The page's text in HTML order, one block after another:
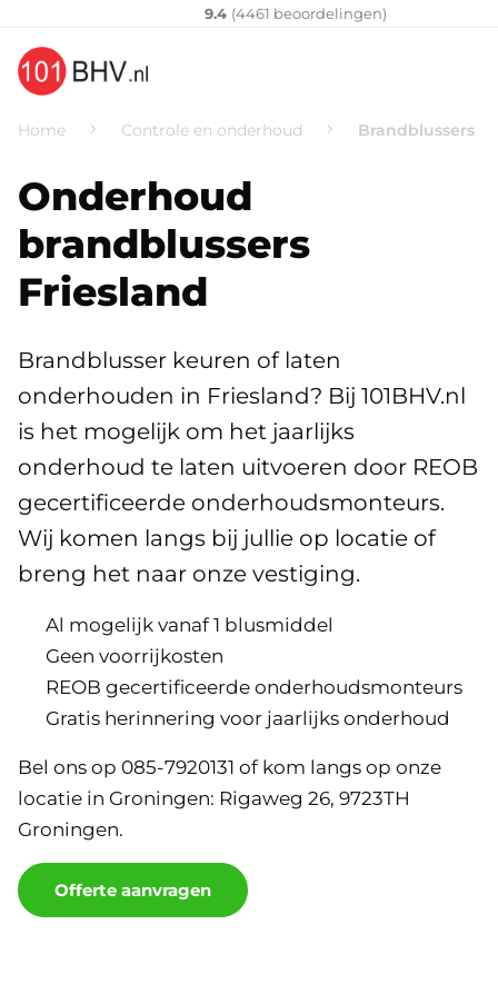
Klantenvertellen
9.410
(4461 ​ beoordelingen)
Home Controle en onderhoud Brandblussers
Onderhoud
brandblussers
Friesland
Brandblusser keuren of laten
onderhouden in Friesland? Bij 101BHV.nl
is het mogelijk om het jaarlijks
onderhoud te laten uitvoeren door REOB
gecertificeerde onderhoudsmonteurs.
Wij komen langs bij jullie op locatie of
breng het naar onze vestiging.
Al mogelijk vanaf 1 blusmiddel
Geen voorrijkosten
REOB gecertificeerde onderhoudsmonteurs
Gratis herinnering voor jaarlijks onderhoud
Bel ons op 085-7920131 of kom langs op onze
locatie in Groningen: Rigaweg 26, 9723TH
Groningen.
Offerte aanvragen